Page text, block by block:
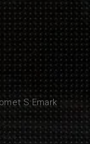
S Emark